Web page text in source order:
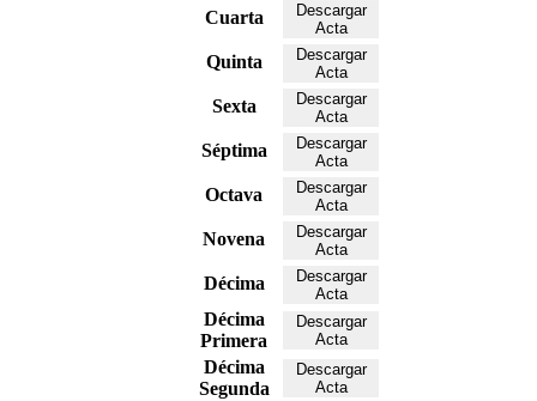
Cuarta
Descargar
Acta
Quinta
Descargar
Acta
Sexta
Descargar
Acta
Séptima
Descargar
Acta
Octava
Descargar
Acta
Novena
Descargar
Acta
Décima
Descargar
Acta
Décima
Primera
Descargar
Acta
Décima
Segunda
Descargar
Acta